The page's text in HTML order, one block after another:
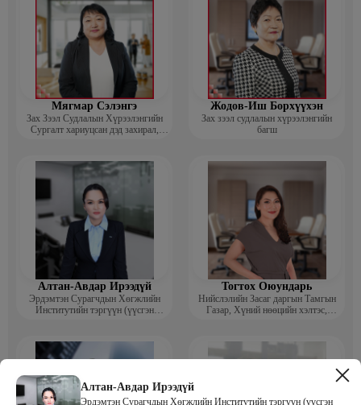
Алтан-Авдар Ирээдүй
Эрдэмтэн Сурагчдын Хөгжлийн Институтийн тэргүүн (үүсгэн
Мягмар Сэлэнгэ
Зах Зээл Судлалын Хүрээлэнгийн
Сургалт хариуцсан дэд захирал,
Жодов-Иш Борхүүхэн
Зах зээл судлалын хүрээлэнгийн
багш
Алтан-Авдар Ирээдүй
Эрдэмтэн Сурагчдын Хөгжлийн
Институтийн тэргүүн (үүсгэн
Тогтох Оюундарь
Нийслэлийн Засаг даргын Тамгын
Газар, Хүний нөөцийн хэлтэс,